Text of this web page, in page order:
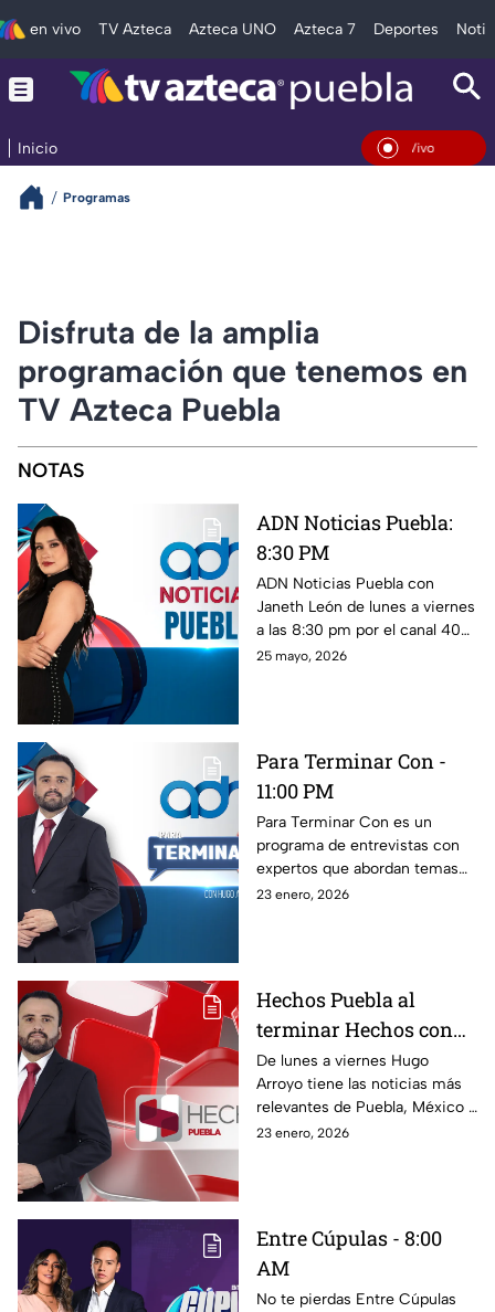
en vivo TV Azteca Azteca UNO Azteca 7 Deportes
Inicio En Vivo
Programas
Disfruta de la amplia
programación que tenemos en
TV Azteca Puebla
NOTAS
ADN Noticias Puebla:
8:30 PM
ADN Noticias Puebla con
Janeth León de lunes a viernes
a las 8:30 pm por el canal 40
de Totalplay y el 1.2 de TV
25 mayo, 2026
Para Terminar Con -
11:00 PM
Para Terminar Con es un
programa de entrevistas con
expertos que abordan temas
de actualidad e interés
23 enero, 2026
Hechos Puebla al
terminar Hechos con
Javier a la Torre
De lunes a viernes Hugo
Arroyo tiene las noticias más
relevantes de Puebla, México y
el mundo con un resumen
23 enero, 2026
Entre Cúpulas - 8:00
AM
No te pierdas Entre Cúpulas